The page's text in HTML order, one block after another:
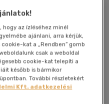
adom Megosztom
hogy az ízléséhez minél
ajánlani, arra kérjük,
kat a „Rendben” gomb
csak a weboldal
cookie-kat telepíti a
később is bármikor
További részletekért
Kft. adatkezelési